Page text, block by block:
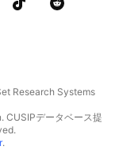
Research Systems
データベース提
.